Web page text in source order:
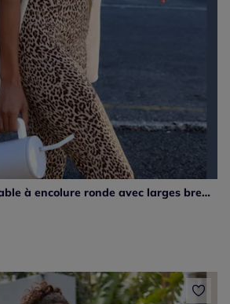
Débardeur confortable à encolure ronde avec larges bretelles et bords-côtes